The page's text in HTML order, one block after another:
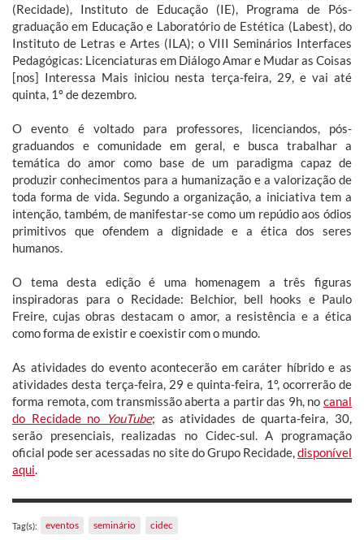
(Recidade), Instituto de Educação (IE), Programa de Pós-
graduação em Educação e Laboratório de Estética (Labest), do
Instituto de Letras e Artes (ILA); o VIII Seminários Interfaces
Pedagógicas: Licenciaturas em Diálogo Amar e Mudar as Coisas
[nos] Interessa Mais iniciou nesta terça-feira, 29, e vai até
quinta, 1º de dezembro.
O evento é voltado para professores, licenciandos, pós-
graduandos e comunidade em geral, e busca trabalhar a
temática do amor como base de um paradigma capaz de
produzir conhecimentos para a humanização e a valorização de
toda forma de vida. Segundo a organização, a iniciativa tem a
intenção, também, de manifestar-se como um repúdio aos ódios
primitivos que ofendem a dignidade e a ética dos seres
humanos.
O tema desta edição é uma homenagem a três figuras
inspiradoras para o Recidade: Belchior, bell hooks e Paulo
Freire, cujas obras destacam o amor, a resistência e a ética
como forma de existir e coexistir com o mundo.
As atividades do evento acontecerão em caráter híbrido e as
atividades desta terça-feira, 29 e quinta-feira, 1º, ocorrerão de
forma remota, com transmissão aberta a partir das 9h, no canal
do Recidade no
YouTube; as atividades de quarta-feira, 30,
serão presenciais, realizadas no Cidec-sul. A programação
oficial pode ser acessadas no site do Grupo Recidade,disponível
aqui.
Tag(s): eventos seminário cidec